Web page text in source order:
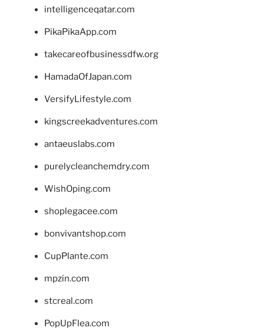
intelligenceqatar.com
PikaPikaApp.com
takecareofbusinessdfw.org
HamadaOfJapan.com
VersifyLifestyle.com
kingscreekadventures.com
antaeuslabs.com
purelycleanchemdry.com
WishOping.com
shoplegacee.com
bonvivantshop.com
CupPlante.com
mpzin.com
stcreal.com
PopUpFlea.com